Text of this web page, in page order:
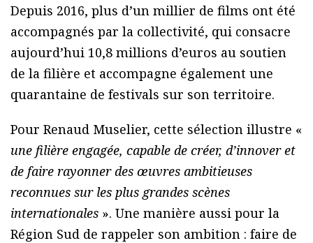
Depuis 2016, plus d’un millier de films ont été
accompagnés par la collectivité, qui consacre
aujourd’hui 10,8 millions d’euros au soutien
de la filière et accompagne également une
quarantaine de festivals sur son territoire.
Pour Renaud Muselier, cette sélection illustre «
une filière engagée, capable de créer, d’innover et
de faire rayonner des œuvres ambitieuses
reconnues sur les plus grandes scènes
internationales ». Une manière aussi pour la
Région Sud de rappeler son ambition : faire de